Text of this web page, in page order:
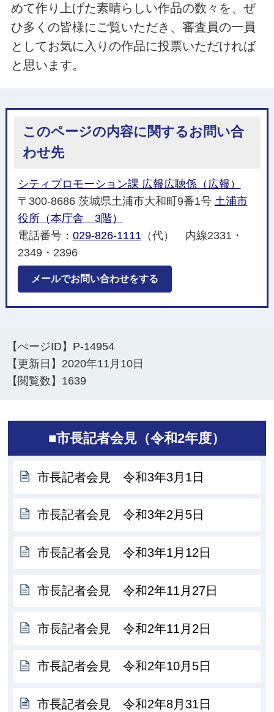
めて作り上げた素晴らしい作品の数々を、ぜ
ひ多くの皆様にご覧いただき、審査員の一員
としてお気に入りの作品に投票いただければ
と思います。
このページの内容に関するお問い合
わせ先
シティプロモーション課 広報広聴係（広報）
〒300-8686 茨城県土浦市大和町9番1号 土浦市
役所（本庁舎 3階）
電話番号： 029-826-1111（代） 内線2331・
2349・2396
メールでお問い合わせをする
【ぺージID】 P-14954
【更新日】 2020年11月10日
【閲覧数】 1639
■市長記者会見（令和2年度）
市長記者会見 令和3年3月1日
市長記者会見 令和3年2月5日
市長記者会見 令和3年1月12日
市長記者会見 令和2年11月27日
市長記者会見 令和2年11月2日
市長記者会見 令和2年10月5日
市長記者会見 令和2年8月31日